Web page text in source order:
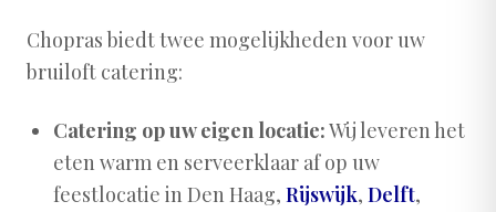
Chopras biedt twee mogelijkheden voor uw
bruiloft catering:
Catering op uw eigen locatie:Wij leveren het
eten warm en serveerklaar af op uw
feestlocatie in Den Haag, Rijswijk, Delft,